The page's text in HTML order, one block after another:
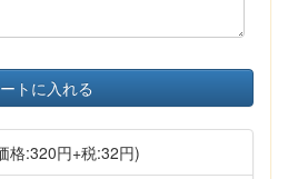
トに入れる
格:320円+税:32円)